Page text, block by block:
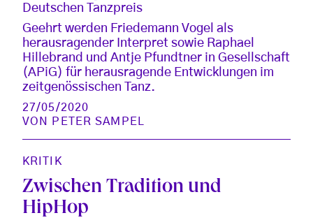
Deutschen Tanzpreis
Geehrt werden Friedemann Vogel als
herausragender Interpret sowie Raphael
Hillebrand und Antje Pfundtner in Gesellschaft
(APiG) für herausragende Entwicklungen im
zeitgenössischen Tanz.
27/05/2020
VON
PETER SAMPEL
KRITIK
Zwischen Tradition und
HipHop